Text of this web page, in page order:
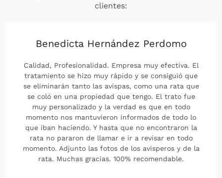
clientes:
Pili Sanagustin
Capacidad de respuesta, Profesionalidad,
Puntualidad, Valor La mejor empresa que conozco,
llevo con ellos años ,ahora ya más bien para
prevenir contra hormigas y cucas. Al ser un
contrato anual cada vez que me hace falta les
llamó , cuadramos cita y vienen , son muy serios y
profesionales al 100 %. Los recomiendo sin duda.